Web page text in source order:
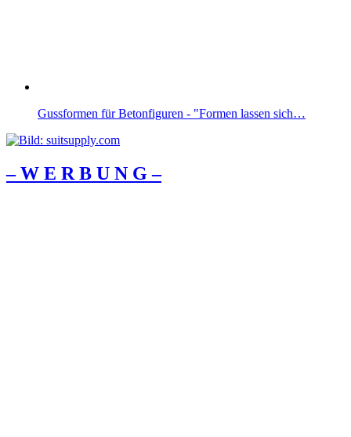
Gussformen für Betonfiguren - "Formen lassen sich…
– W Ε R Β U Ν G –